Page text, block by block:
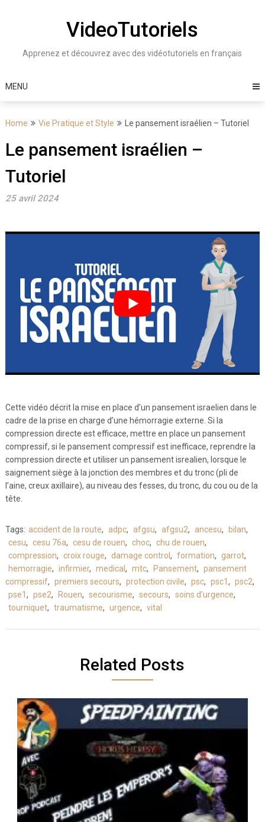
VideoTutoriels
Apprenez et découvrez avec des vidéotutoriels en français
MENU
Home Vie Pratique et Style Le pansement israélien – Tutoriel
Le pansement israélien –
Tutoriel
25 avril 2024
Cette vidéo décrit la mise en place d’un pansement israelien dans le
cadre de la prise en charge d’une hémorragie externe. Si la
compression directe est efficace, mettre en place un pansement
compressif, si le pansement compressif est inefficace, reprendre la
compression directe et utiliser un pansement isrealien, lorsque le
saignement siège à la jonction des membres et du tronc (pli de
l’aine, creux axillaire), au niveau des fesses, du tronc, du cou ou de la
tête.
Tags: accident de la route, adpc, afgsu, afgsu2, ancesu, bilan,
cesu, cesu 76a, cesu de rouen, choc, chu de rouen,
compression, croix rouge, damage control , formation, garrot,
hemorragie, infirmier, medical , mtc, Pansement, pansement
compressif, premiers secours, protection civile, psc, psc1 , psc2,
pse1 , pse2, Rouen, secourisme, secours, soins d'urgence,
tourniquet, traumatisme, urgence, vital
Related Posts